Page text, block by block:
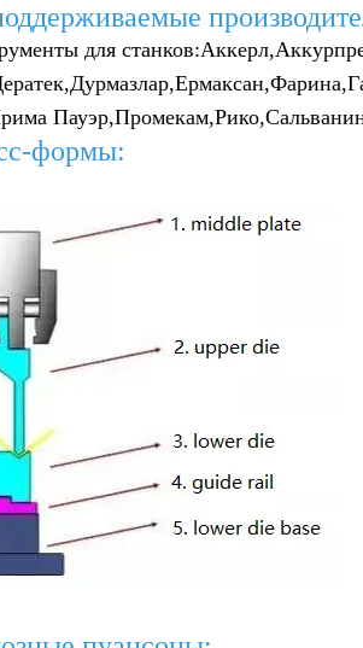
для станков:Аккерл,
Дурмазлар,Ермаксан,Фарина,
Пауэр,Промекам,Рико,
формы: